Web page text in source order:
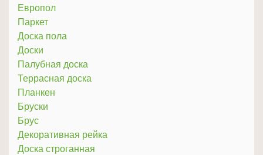
Европол
Паркет
Доска пола
Доски
Палубная доска
Террасная доска
Планкен
Бруски
Брус
Декоративная рейка
Доска строганная